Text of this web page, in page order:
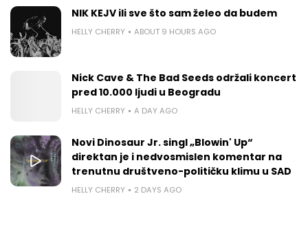
NIK KEJV ili sve što sam želeo da budem
HELLY CHERRY ABOUT 9 HOURS AGO
Nick Cave & The Bad Seeds održali koncert
pred 10.000 ljudi u Beogradu
HELLY CHERRY A DAY AGO
Novi Dinosaur Jr. singl „Blowin' Up“
direktan je i nedvosmislen komentar na
trenutnu društveno-političku klimu u SAD
HELLY CHERRY 2 DAYS AGO